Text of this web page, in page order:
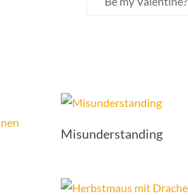
Misunderstanding